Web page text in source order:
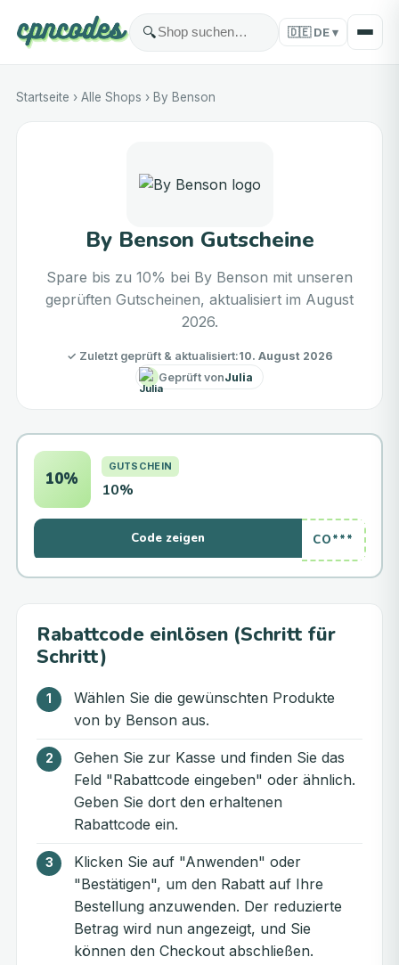
🔍 🇩🇪 DE▾
Startseite › Alle Shops › By Benson
By Benson Gutscheine
Spare bis zu 10% bei By Benson mit unseren
geprüften Gutscheinen, aktualisiert im August
2026.
✓ Zuletzt geprüft & aktualisiert:10. August 2026
Geprüft vonJulia
10%
GUTSCHEIN
10%
Code zeigen CO***
Rabattcode einlösen (Schritt für
Schritt)
Wählen Sie die gewünschten Produkte
von by Benson aus.
Gehen Sie zur Kasse und finden Sie das
Feld "Rabattcode eingeben" oder ähnlich.
Geben Sie dort den erhaltenen
Rabattcode ein.
Klicken Sie auf "Anwenden" oder
"Bestätigen", um den Rabatt auf Ihre
Bestellung anzuwenden. Der reduzierte
Betrag wird nun angezeigt, und Sie
können den Checkout abschließen.